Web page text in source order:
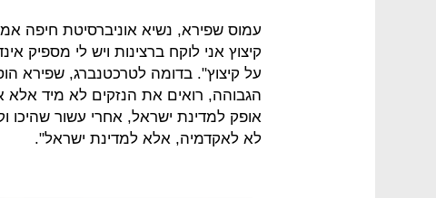
עמוס שפירא, נשיא אוניברסיטת חיפה
קיצוץ אני לוקח ברצינות ויש לי מספיק
על קיצוץ". בדומה לטרכטנברג, שפירא
הגבוהה, רואים את הנזקים לא מיד אלא
אופק למדינת ישראל, אחרי עשור שהיכו
לא לאקדמיה, אלא למדינת ישראל".